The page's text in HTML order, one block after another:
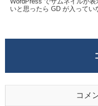
いと思ったら GD が入ってい
コメ